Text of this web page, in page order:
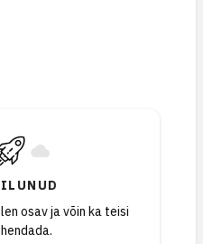
osav ja võin ka teisi